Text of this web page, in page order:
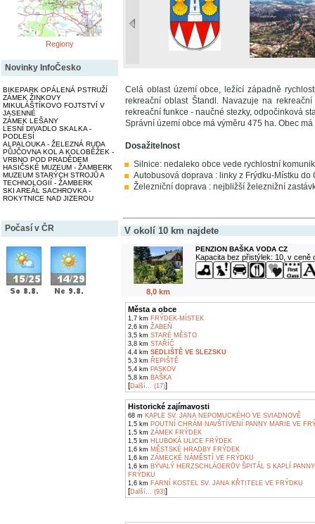
Regiony
Novinky InfoČesko
BIKEPARK OPÁLENÁ PSTRUŽÍ
ZÁMEK ŽINKOVY
MIKULÁŠTÍKOVO FOJTSTVÍ V
JASENNÉ
ZÁMEK LEŠANY
LESNÍ DIVADLO SKALKA -
PODLESÍ
ALPALOUKA - ŽELEZNÁ RUDA
PŮJČOVNA KOL A KOLOBĚŽEK -
VRBNO POD PRADĚDEM
HASIČSKÉ MUZEUM - ŽAMBERK
MUZEUM STARÝCH STROJŮ A
TECHNOLOGIÍ - ŽAMBERK
SKI AREÁL SACHROVKA -
ROKYTNICE NAD JIZEROU
Počasí v ČR
Celá oblast území obce, ležící západně
rekreační oblast Štandl. Navazuje na
rekreační funkce - naučné stezky, odpočinková
Správní území obce má výměru 475 ha. Obec
Dosažitelnost
Silnice: nedaleko obce vede rychlostní
Autobusová doprava : linky z Frýdku-Místku do
Železniční doprava : nejbližší železnižní
V okolí 10 km najdete
8,0 km
PENZION BAŠKA VODA CZ
Kapacita bez přistýlek: 10, v ceně
Města a obce
1,7 km FRÝDEK-MÍSTEK
2,6 km ŽABEŇ
3,5 km STARÉ MĚSTO
3,8 km STAŘÍČ
4,4 km SEDLIŠTĚ VE SLEZSKU
5,3 km ŘEPIŠTĚ
5,4 km PASKOV
5,8 km BAŠKA
[Další... (17)]
Historické zajímavosti
68 m KAPLE SV. JANA NEPOMUCKÉHO VE SVIADNOVĚ
1,5 km POUTNÍ CHRÁM NAVŠTÍVENÍ PANNY MARIE VE
1,5 km ZÁMEK FRÝDEK
1,5 km HLUBOKÁ ULICE FRÝDEK
1,6 km MĚSTSKÉ HRADBY FRÝDEK
1,6 km ZÁMECKÉ NÁMĚSTÍ VE FRÝDKU
1,6 km BÝVALÝ HERZSCHLÁGERŮV ŠPITÁL S KAPLÍ
FRÝDKU
1,6 km FARNÍ KOSTEL SV. JANA KŘTITELE VE FRÝDKU
[Další... (93)]